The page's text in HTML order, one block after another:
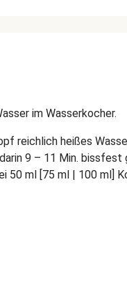
im Wasserkocher.
reichlich heißes
9 – 11 Min. bissfest
50 ml [75 ml | 100 ml]